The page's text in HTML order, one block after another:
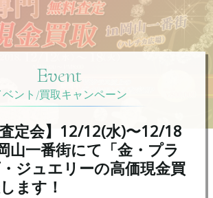
Event
ベント/買取キャンペーン
査定会】12/12(水)〜12/18
山一番街にて「金・プラ
ジュエリーの高価現金買
ます！